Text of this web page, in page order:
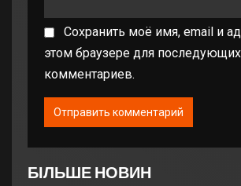
Сохранить моё имя, email и
этом браузере для
комментариев.
БІЛЬШЕ НОВИН